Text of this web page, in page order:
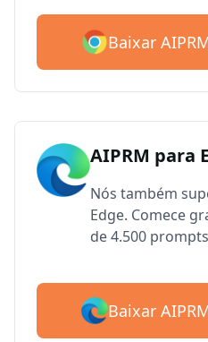
Baixar
AIPRM para
Nós também
Edge. Comece
de 4.500
Baixar